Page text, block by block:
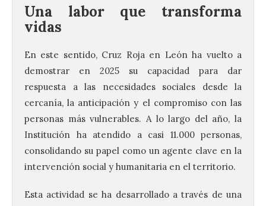
Una labor que transforma
vidas
En este sentido, Cruz Roja en León ha vuelto a
demostrar en 2025 su capacidad para dar
respuesta a las necesidades sociales desde la
cercanía, la anticipación y el compromiso con las
personas más vulnerables. A lo largo del año, la
Institución ha atendido a casi 11.000 personas,
consolidando su papel como un agente clave en la
intervención social y humanitaria en el territorio.
Esta actividad se ha desarrollado a través de una